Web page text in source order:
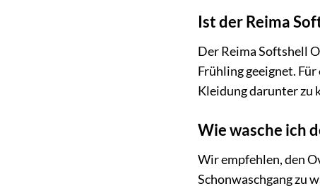
Ist der Reima
Der Reima Softshell
Frühling geeignet.
Kleidung darunter zu
Wie wasche ich
Wir empfehlen, den
Schonwaschgang zu